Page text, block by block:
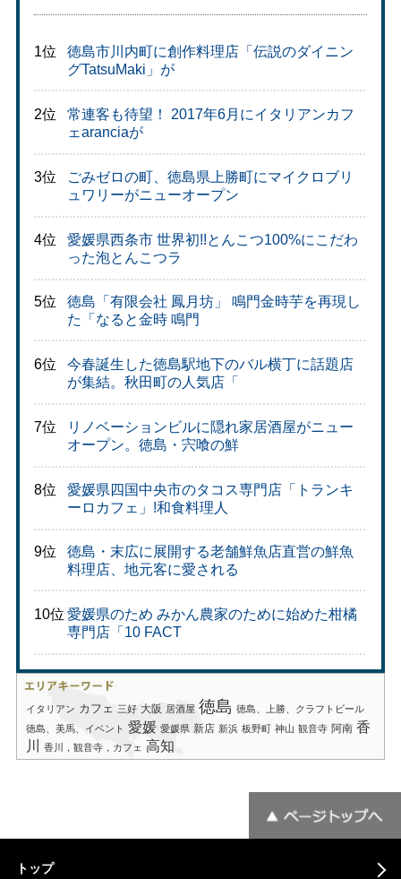
1位
徳島市川内町に創作料理店「伝説のダイニン
グTatsuMaki」が
2位
常連客も待望！ 2017年6月にイタリアンカフ
ェaranciaが
3位
ごみゼロの町、徳島県上勝町にマイクロブリ
ュワリーがニューオープン
4位
愛媛県西条市 世界初!!とんこつ100%にこだわ
った泡とんこつラ
5位
徳島「有限会社 鳳月坊」 鳴門金時芋を再現し
た「なると金時 鳴門
6位
今春誕生した徳島駅地下のバル横丁に話題店
が集結。秋田町の人気店「
7位
リノベーションビルに隠れ家居酒屋がニュー
オープン。徳島・宍喰の鮮
8位
愛媛県四国中央市のタコス専門店「トランキ
ーロカフェ」!和食料理人
9位
徳島・末広に展開する老舗鮮魚店直営の鮮魚
料理店、地元客に愛される
10位 愛媛県のため みかん農家のために始めた柑橘
専門店「10 FACT
イタリアン カフェ 三好 大阪 居酒屋 徳島 徳島、上勝、クラフトビール
徳島、美馬、イベント 愛媛 愛媛県 新店 新浜 板野町 神山 観音寺 阿南 香
川
香川，観音寺，カフェ 高知
トップ